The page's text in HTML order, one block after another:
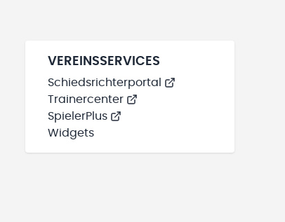
VEREINSSERVICES
Schiedsrichterportal
Trainercenter
SpielerPlus
Widgets